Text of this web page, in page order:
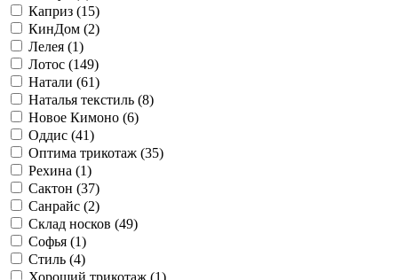
Каприз (15)
КинДом (2)
Лелея (1)
Лотос (149)
Натали (61)
Наталья текстиль (8)
Новое Кимоно (6)
Оддис (41)
Оптима трикотаж (35)
Рехина (1)
Сактон (37)
Санрайс (2)
Склад носков (49)
Софья (1)
Стиль (4)